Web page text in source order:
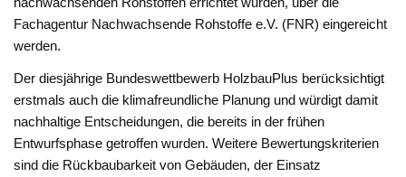
Fachagentur Nachwachsende Rohstoffe e.V. (FNR) eingereicht
werden.
Der diesjährige Bundeswettbewerb HolzbauPlus berücksichtigt
erstmals auch die klimafreundliche Planung und würdigt damit
nachhaltige Entscheidungen, die bereits in der frühen
Entwurfsphase getroffen wurden. Weitere Bewertungskriterien
sind die Rückbaubarkeit von Gebäuden, der Einsatz